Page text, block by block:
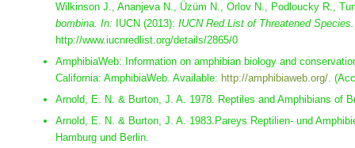
Wilkinson J., Ananjeva N., Üzüm N., Orlov N., Podloucky R.,
bombina. In: IUCN (2013): IUCN Red List of Threatened Species.
http://www.iucnredlist.org/details/2865/0
AmphibiaWeb: Information on amphibian biology and
California: AmphibiaWeb. Available: http://amphibiaweb.org/.
Arnold, E. N. & Burton, J. A. 1978. Reptiles and Amphibians of
Arnold, E. N. & Burton, J. A. 1983.Pareys Reptilien- und
Hamburg und Berlin.